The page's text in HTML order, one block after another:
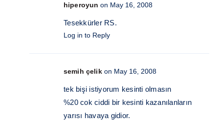
hiperoyun on May 16, 2008
Tesekkürler RS.
Log in to Reply
semih çelik on May 16, 2008
tek bişi istiyorum kesinti olmasın
%20 cok ciddi bir kesinti kazanılanların
yarısı havaya gidior.